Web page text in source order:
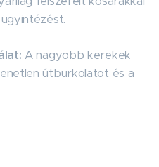
A nagyobb kerekek
útburkolatot és a